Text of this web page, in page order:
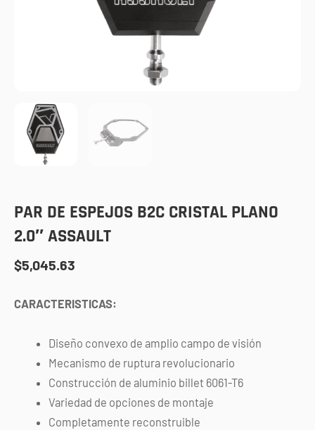
PAR DE ESPEJOS B2C CRISTAL PLANO
2.0″ ASSAULT
$5,045.63
CARACTERISTICAS:
Diseño convexo de amplio campo de visión
Mecanismo de ruptura revolucionario
Construcción de aluminio billet 6061-T6
Variedad de opciones de montaje
Completamente reconstruible